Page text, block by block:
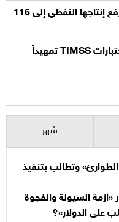
بعد إعادة تشغيل آبار متوقفة.. سرت ترفع إنتاجها النفطي إلى 116
التربية تبدأ تنفيذ المشروع التجريبي لاختبارات TIMSS تمهيداً
شهر
وتطالب بتنفيذ
السيولة والفجوة
على الدولار»؟